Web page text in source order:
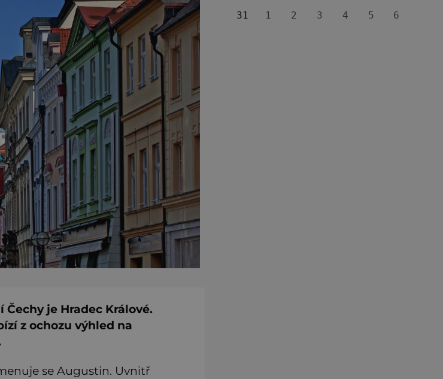
je Hradec Králové.
z ochozu výhled na
se Augustin. Uvnitř
31
1 2 3 4 5 6